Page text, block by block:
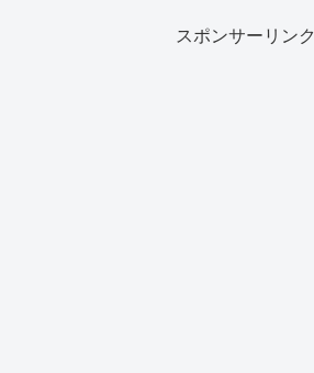
スポンサーリンク